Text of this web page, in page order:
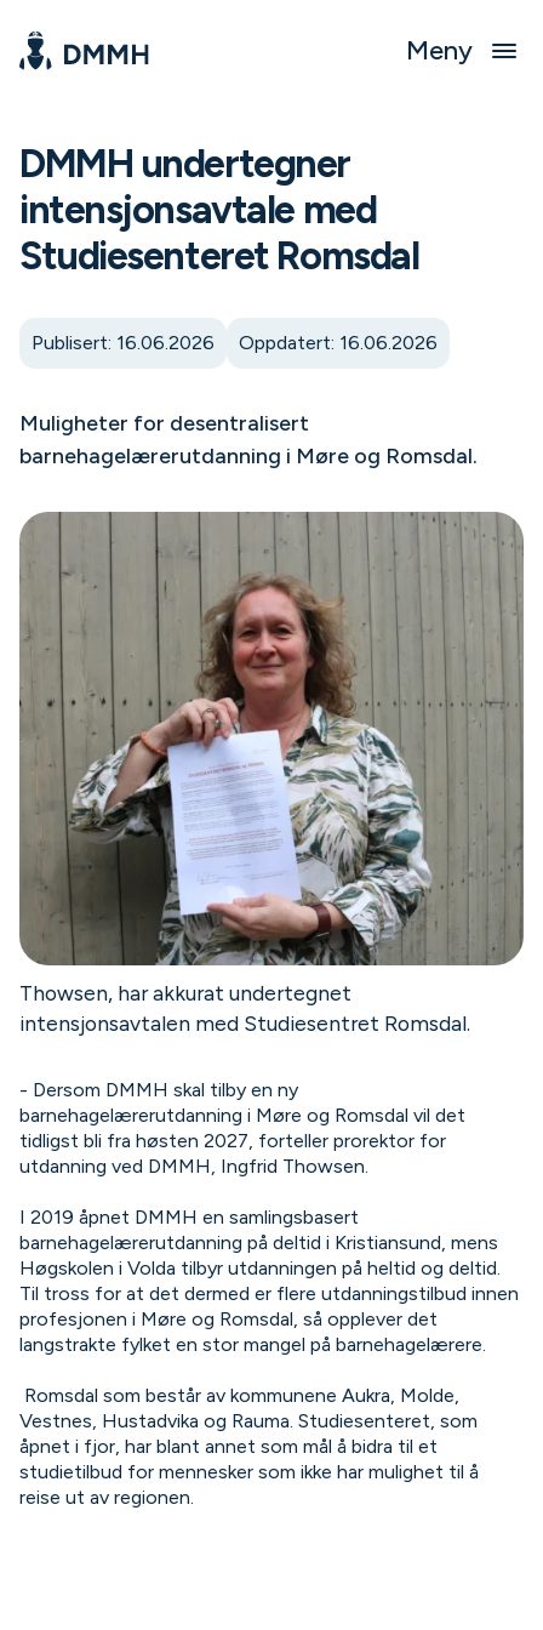
Meny
DMMH undertegner
intensjonsavtale med
Studiesenteret Romsdal
Publisert: 16.06.2026 Oppdatert: 16.06.2026
Muligheter for desentralisert
barnehagelærerutdanning i Møre og Romsdal.
Thowsen, har akkurat undertegnet
intensjonsavtalen med Studiesentret Romsdal.
- Dersom DMMH skal tilby en ny
barnehagelærerutdanning i Møre og Romsdal vil det
tidligst bli fra høsten 2027, forteller prorektor for
utdanning ved DMMH, Ingfrid Thowsen.
I 2019 åpnet DMMH en samlingsbasert
barnehagelærerutdanning på deltid i Kristiansund, mens
Høgskolen i Volda tilbyr utdanningen på heltid og deltid.
Til tross for at det dermed er flere utdanningstilbud innen
profesjonen i Møre og Romsdal, så opplever det
langstrakte fylket en stor mangel på barnehagelærere.
Romsdal som består av kommunene Aukra, Molde,
Vestnes, Hustadvika og Rauma. Studiesenteret, som
åpnet i fjor, har blant annet som mål å bidra til et
studietilbud for mennesker som ikke har mulighet til å
reise ut av regionen.